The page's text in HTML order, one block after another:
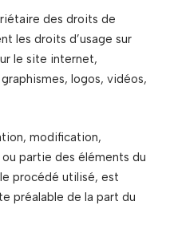
des droits de
les droits d’usage sur
le site internet,
logos, vidéos,
modification,
partie des éléments du
procédé utilisé, est
préalable de la part du